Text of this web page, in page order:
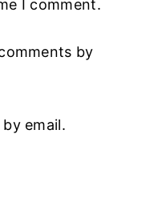
I comment.
by
email.